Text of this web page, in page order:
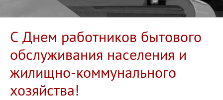
С Днем работников бытового
обслуживания населения и
жилищно-коммунального
хозяйства!